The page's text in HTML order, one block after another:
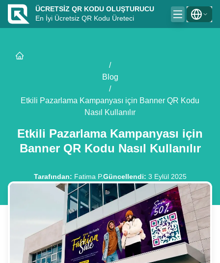
ÜCRETSIZ QR KODU OLUŞTURUCU
En İyi Ücretsiz QR Kodu Üreteci
/
Blog
/
Etkili Pazarlama Kampanyası için Banner QR Kodu
Nasıl Kullanılır
Etkili Pazarlama Kampanyası için
Banner QR Kodu Nasıl Kullanılır
Tarafından: Fatima P.Güncellendi: 3 Eylül 2025